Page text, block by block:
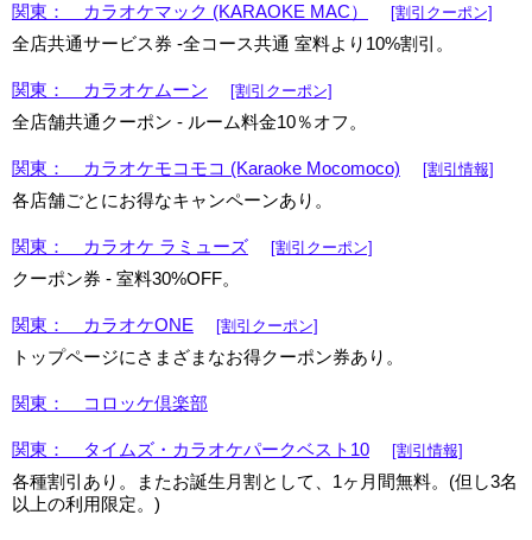
関東： カラオケマック (KARAOKE MAC） [割引クーポン]
全店共通サービス券 -全コース共通 室料より10%割引。
関東： カラオケムーン [割引クーポン]
全店舗共通クーポン - ルーム料金10％オフ。
関東： カラオケモコモコ (Karaoke Mocomoco) [割引情報]
各店舗ごとにお得なキャンペーンあり。
関東： カラオケ ラミューズ [割引クーポン]
クーポン券 - 室料30%OFF。
関東： カラオケONE [割引クーポン]
トップページにさまざまなお得クーポン券あり。
関東： コロッケ倶楽部
関東： タイムズ・カラオケパークベスト10 [割引情報]
各種割引あり。またお誕生月割として、1ヶ月間無料。(但し3名
以上の利用限定。)